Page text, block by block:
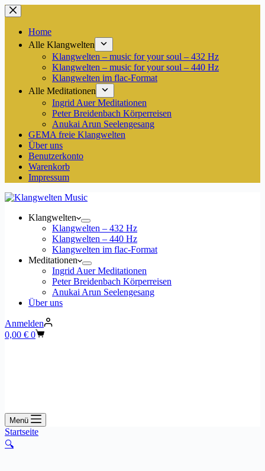
Zum
Inhalt
springenHome
Alle Klangwelten
Klangwelten – music for your soul – 432 Hz
Klangwelten – music for your soul – 440 Hz
Klangwelten im flac-Format
Alle Meditationen
Ingrid Auer Meditationen
Peter Breidenbach Körperreisen
Anukai Arun Seelengesang
GEMA freie Klangwelten
Über uns
Benutzerkonto
Warenkorb
Impressum
Klangwelten
Klangwelten – 432 Hz
Klangwelten – 440 Hz
Klangwelten im flac-Format
Meditationen
Ingrid Auer Meditationen
Peter Breidenbach Körperreisen
Anukai Arun Seelengesang
Über uns
Anmelden
Warenkorb
0,00 € 0
Menü
Startseite
🔍